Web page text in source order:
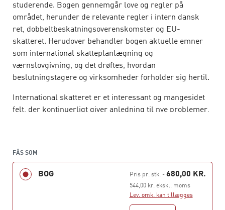
studerende. Bogen gennemgår love og regler på
området, herunder de relevante regler i intern dansk
ret, dobbeltbeskatningsoverenskomster og EU-
skatteret. Herudover behandler bogen aktuelle emner
som international skatteplanlægning og
værnslovgivning, og det drøftes, hvordan
beslutningstagere og virksomheder forholder sig hertil.
International skatteret er et interessant og mangesidet
felt, der kontinuerligt giver anledning til nye problemer,
stedet er der tale om en felt, hvor forskellige landes
lovgivning og internationale regler virker i et
FÅS SOM
BOG Pris pr. stk.- 680,00 KR.
544,00 kr. ekskl. moms
Lev. omk. kan tillægges